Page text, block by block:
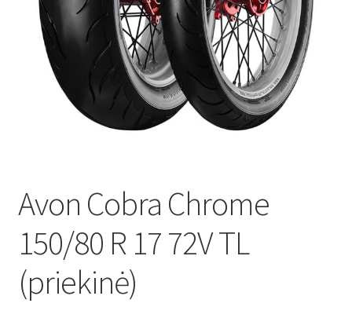
Avon Cobra Chrome
150/80 R 17 72V TL
(priekinė)